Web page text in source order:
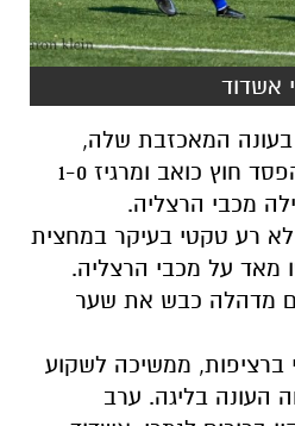
אשדוד
בעונה המאכזבת שלה,
ובחמישי בערב ספגה הפסד חוץ כואב ומרגיז 1-0
רע טקטי בעיקר במחצית
מאד על מכבי הרצליה.
בדקה ה-87 תום מדהלה כבש את שער
ברציפות, ממשיכה לשקוע
העונה בליגה. ערב